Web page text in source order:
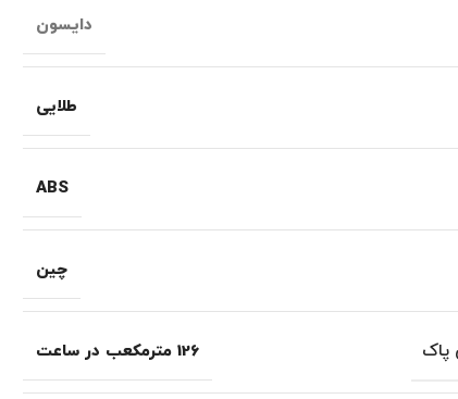
دایسون
طلایی
ABS
چین
پاک 126 مترمکعب در ساعت